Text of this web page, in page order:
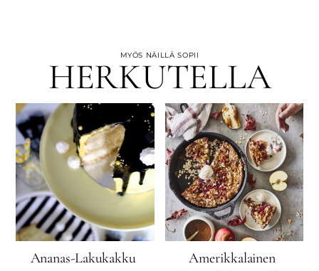
MYÖS NÄILLÄ SOPII
HERKUTELLA
Ananas-Lakukakku
Amerikkalainen